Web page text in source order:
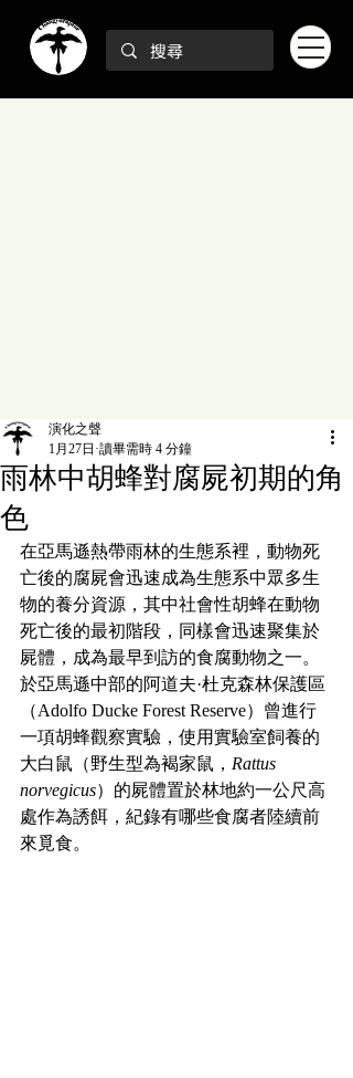
雨林中胡蜂對腐屍初期的角
色
演化之聲
1月27日 讀畢需時 4 分鐘
在亞馬遜熱帶雨林的生態系裡，動物死
亡後的腐屍會迅速成為生態系中眾多生
物的養分資源，其中社會性胡蜂在動物
死亡後的最初階段，同樣會迅速聚集於
屍體，成為最早到訪的食腐動物之一。
於亞馬遜中部的阿道夫·杜克森林保護區
（Adolfo Ducke Forest Reserve）曾進行
一項胡蜂觀察實驗，使用實驗室飼養的
大白鼠（野生型為褐家鼠， Rattus
norvegicus）的屍體置於林地約一公尺高
處作為誘餌，紀錄有哪些食腐者陸續前
來覓食。